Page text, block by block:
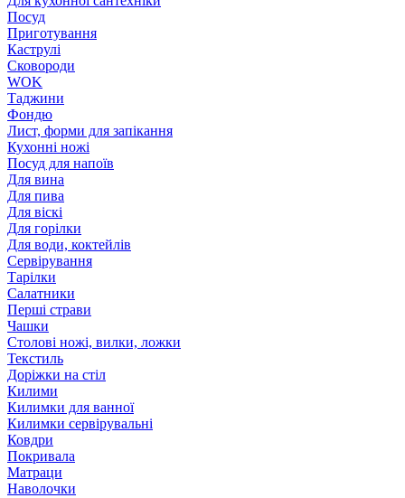
Посуд
Приготування
Каструлі
Сковороди
WOK
Таджини
Фондю
Лист, форми для запікання
Кухонні ножі
Посуд для напоїв
Для вина
Для пива
Для віскі
Для горілки
Для води, коктейлів
Сервірування
Тарілки
Салатники
Перші страви
Чашки
Столові ножі, вилки, ложки
Текстиль
Доріжки на стіл
Килими
Килимки для ванної
Килимки сервірувальні
Ковдри
Покривала
Матраци
Наволочки